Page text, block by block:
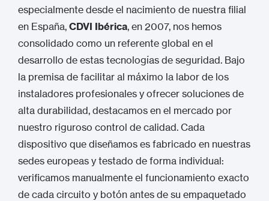
especialmente desde el nacimiento de nuestra filial
en España, CDVI Ibérica, en 2007, nos hemos
consolidado como un referente global en el
desarrollo de estas tecnologías de seguridad. Bajo
la premisa de facilitar al máximo la labor de los
instaladores profesionales y ofrecer soluciones de
alta durabilidad, destacamos en el mercado por
nuestro riguroso control de calidad. Cada
dispositivo que diseñamos es fabricado en nuestras
sedes europeas y testado de forma individual:
verificamos manualmente el funcionamiento exacto
de cada circuito y botón antes de su empaquetado